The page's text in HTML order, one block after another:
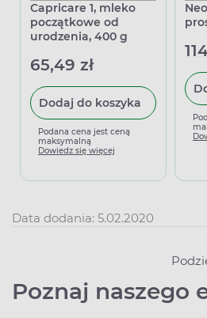
Capricare 1, mleko
początkowe od
urodzenia, 400 g
65,49 zł
Dodaj do koszyka
Podana cena jest ceną
maksymalną
Dowiedz się więcej
Data dodania: 5.02.2020
Poznaj naszego